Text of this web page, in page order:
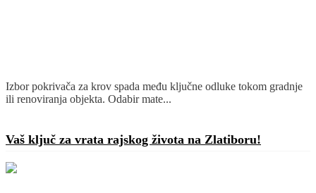
Izbor pokrivača za krov spada među ključne odluke tokom gradnje
ili renoviranja objekta. Odabir mate...
Vaš ključ za vrata rajskog života na Zlatiboru!